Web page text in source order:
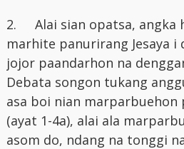
2.
Alai sian opatsa, angka
marhite panurirang Jesaya i
jojor paandarhon na
Debata songon tukang
asa boi nian marparbuehon
(ayat 1-4a), alai ala
asom do, ndang na tonggi